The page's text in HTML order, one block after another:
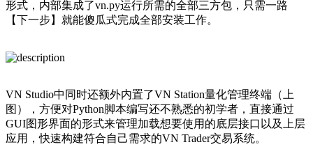
形式，内部集成了vn.py运行所需的全部三方包，只需一路
【下一步】就能傻瓜式完成全部安装工作。
VN Studio中同时还额外内置了VN Station量化管理终端（上
图），方便对Python脚本编写还不熟悉的初学者，直接通过
GUI图形界面的形式来管理加载想要使用的底层接口以及上层
应用，快速构建符合自己需求的VN Trader交易系统。